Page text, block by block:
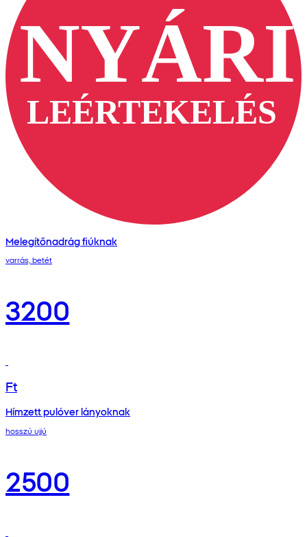
Melegítőnadrág fiúknak
varrás, betét
3200
Ft
Hímzett pulóver lányoknak
hosszú ujjú
2500